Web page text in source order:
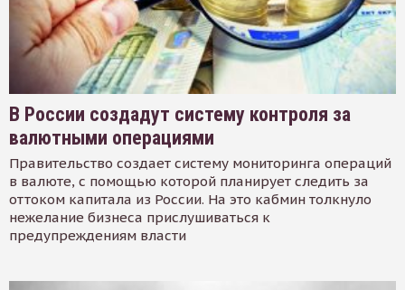
В России создадут систему контроля за
валютными операциями
Правительство создает систему мониторинга операций
в валюте, с помощью которой планирует следить за
оттоком капитала из России. На это кабмин толкнуло
нежелание бизнеса прислушиваться к
предупреждениям власти